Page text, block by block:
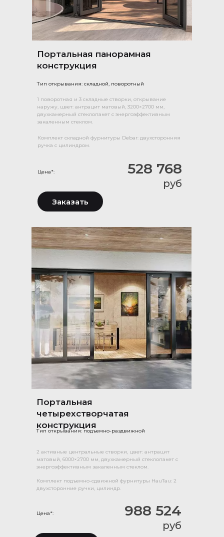
Портальная панорамная
конструкция
Тип открывания: складной, поворотный
528 768
руб
Цена*:
1 поворотная и 3 складные створки, открывание
наружу, цвет: антрацит матовый, 3200×2700 мм,
двухкамерный стеклопакет с энергоэффективным
закаленным стеклом.
Комплект складной фурнитуры Debar: двухсторонняя
ручка с цилиндром.
Заказать
Портальная
четырехстворчатая
конструкция
Тип открывания: подъемно-раздвижной
Цена*:
2 активные центральные створки, цвет: антрацит
матовый, 6000×2700 мм, двухкамерный стеклопакет с
энергоэффективным закаленным стеклом.
Комплект подъемно-сдвижной фурнитуры HauTau: 2
двухсторонние ручки, цилиндр.
988 524
руб